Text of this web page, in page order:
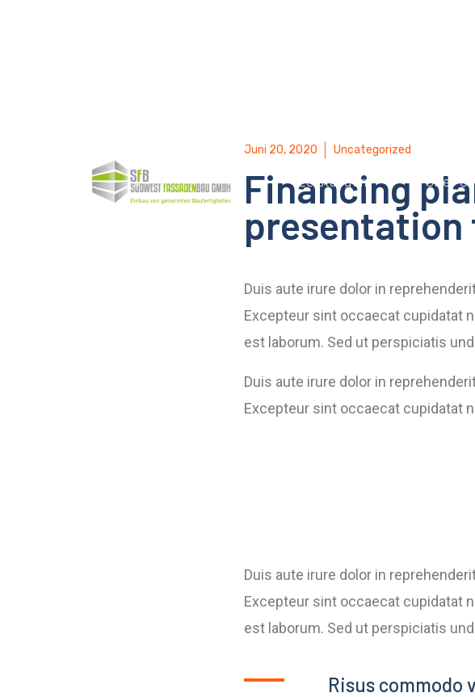
Leistungen Über
Juni 20, 2020 Uncategorized
Financing
presentation
Duis aute irure dolor in
Excepteur sint occaecat cupidatat
est laborum. Sed ut perspiciatis
Duis aute irure dolor in
Excepteur sint occaecat cupidatat
Duis aute irure dolor in
Excepteur sint occaecat cupidatat
est laborum. Sed ut perspiciatis
Risus commodo